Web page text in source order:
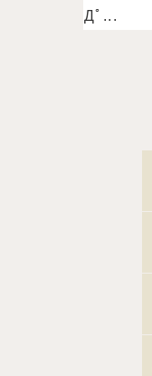
Дﾟ...